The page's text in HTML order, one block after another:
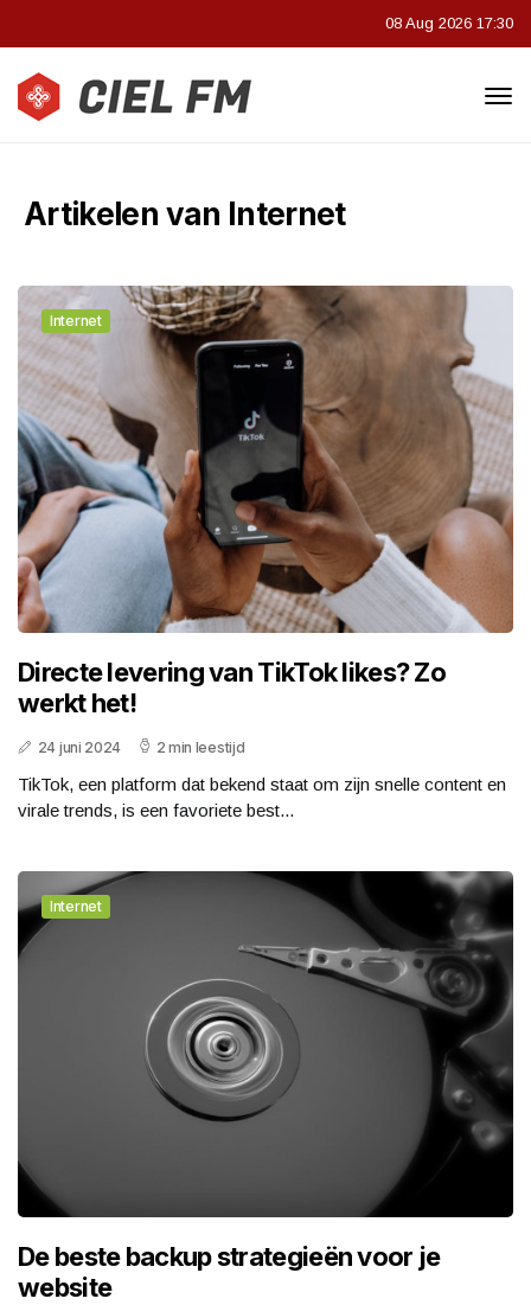
08 Aug 2026 17:30
Artikelen van Internet
Internet
Directe levering van TikTok likes? Zo
werkt het!
24 juni 2024 2 min leestijd
TikTok, een platform dat bekend staat om zijn snelle content en
virale trends, is een favoriete best...
Internet
De beste backup strategieën voor je
website